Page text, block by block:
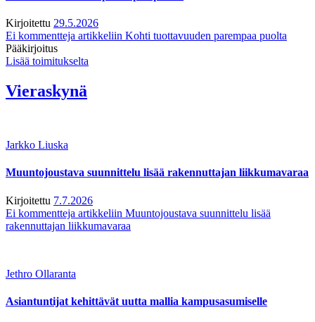
Kirjoitettu 29.5.2026
Ei kommentteja artikkeliin Kohti tuottavuuden parempaa puolta
Pääkirjoitus
Lisää toimitukselta
Vieraskynä
Jarkko Liuska
Muuntojoustava suunnittelu lisää rakennuttajan liikkumavaraa
Kirjoitettu 7.7.2026
Ei kommentteja artikkeliin Muuntojoustava suunnittelu lisää
rakennuttajan liikkumavaraa
Jethro Ollaranta
Asiantuntijat kehittävät uutta mallia kampusasumiselle